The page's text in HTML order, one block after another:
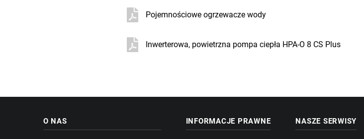
Pojemnościowe ogrzewacze wody
Inwerterowa, powietrzna pompa ciepła HPA-O 8 CS Plus
O NAS INFORMACJE PRAWNE NASZE SERWISY